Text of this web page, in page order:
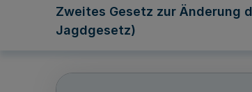
Zweites Gesetz zur Änderung
Jagdgesetz)